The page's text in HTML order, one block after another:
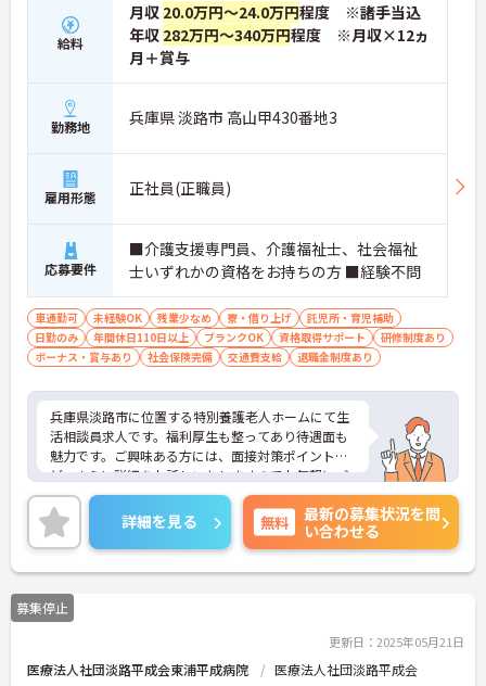
給料
月収 20.0万円～24.0万円程度 ※諸手当込
年収 282万円～340万円程度 ※月収×12ヵ
月＋賞与
勤務地 兵庫県 淡路市 高山甲430番地3
雇用形態 正社員(正職員)
応募要件
■介護支援専門員、介護福祉士、社会福祉
士いずれかの資格をお持ちの方 ■経験不問
車通勤可 未経験OK 残業少なめ 寮・借り上げ
託児所・育児補助
日勤のみ
年間休日110日以上 ブランクOK 資格取得サポート
研修制度あり
ボーナス・賞与あり
社会保険完備 交通費支給 退職金制度あり
兵庫県淡路市に位置する特別養護老人ホームにて生
活相談員求人です。福利厚生も整ってあり待遇面も
魅力です。ご興味ある方には、面接対策ポイントな
ど、さらに詳細をお話しいたしますのでお気軽にご
相談ください！
詳細を見る 無料
最新の募集状況を問
い合わせる
募集停止
更新日：2025年05月21日
医療法人社団淡路平成会東浦平成病院 医療法人社団淡路平成会